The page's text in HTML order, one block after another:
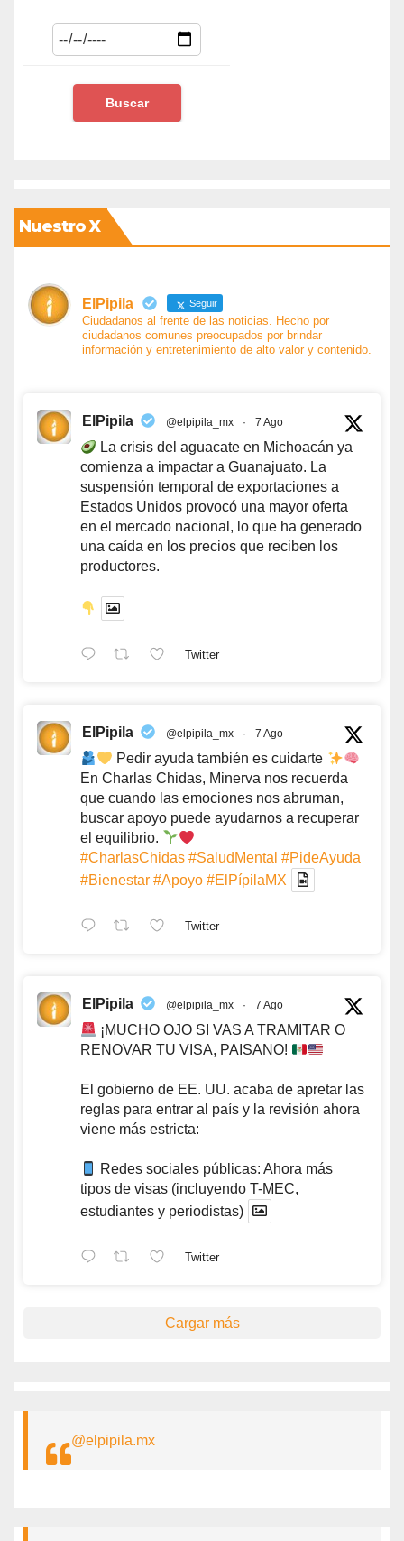
Nuestro X
ElPipila Seguir
Ciudadanos al frente de las noticias. Hecho por
ciudadanos comunes preocupados por brindar
información y entretenimiento de alto valor y contenido.
ElPipila @elpipila_mx · 7 Ago
La crisis del aguacate en Michoacán ya
comienza a impactar a Guanajuato. La
suspensión temporal de exportaciones a
Estados Unidos provocó una mayor oferta
en el mercado nacional, lo que ha generado
una caída en los precios que reciben los
productores.
Twitter
ElPipila @elpipila_mx · 7 Ago
Pedir ayuda también es cuidarte
En Charlas Chidas, Minerva nos recuerda
que cuando las emociones nos abruman,
buscar apoyo puede ayudarnos a recuperar
el equilibrio.
#CharlasChidas #SaludMental #PideAyuda
#Bienestar #Apoyo #ElPípilaMX
Twitter
ElPipila @elpipila_mx · 7 Ago
¡MUCHO OJO SI VAS A TRAMITAR O
RENOVAR TU VISA, PAISANO!
El gobierno de EE. UU. acaba de apretar las
reglas para entrar al país y la revisión ahora
viene más estricta:
Redes sociales públicas: Ahora más
tipos de visas (incluyendo T-MEC,
estudiantes y periodistas)
Twitter
Cargar más
@elpipila.mx